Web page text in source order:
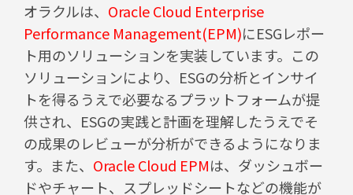
オラクルは、 Oracle Cloud Enterprise
Performance Management(EPM)にESGレポー
ト用のソリューションを実装しています。この
ソリューションにより、ESGの分析とインサイ
トを得るうえで必要なるプラットフォームが提
供され、ESGの実践と計画を理解したうえでそ
の成果のレビューが分析ができるようになりま
す。また、 Oracle Cloud EPMは、ダッシュボー
ドやチャート、スプレッドシートなどの機能が